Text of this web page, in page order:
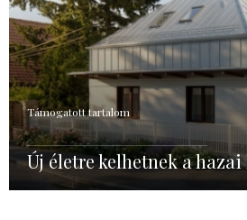
Támogatott tartalom
Új életre kelhetnek a